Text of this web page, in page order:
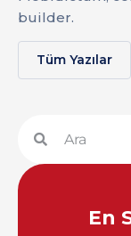
builder.
Tüm Yazılar
En